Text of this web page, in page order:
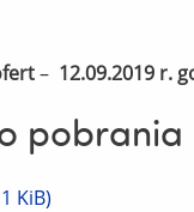
– 12.09.2019 r.
pobrania
KiB)